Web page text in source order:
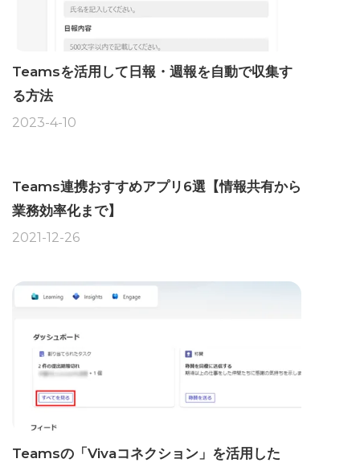
Teamsを活用して日報・週報を自動で収集す
る方法
2023-4-10
Teams連携おすすめアプリ6選【情報共有から
業務効率化まで】
2021-12-26
Teamsの「Vivaコネクション」を活用した